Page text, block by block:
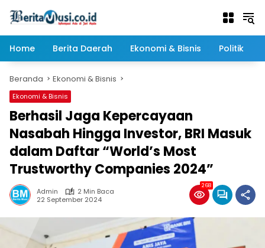
Home
Berita Daerah Ekonomi & Bisnis Politik
Beranda Ekonomi & Bisnis
Ekonomi & Bisnis
Berhasil Jaga Kepercayaan
Nasabah Hingga Investor, BRI Masuk
dalam Daftar “World’s Most
Trustworthy Companies 2024”
Admin
2 Min Baca
22 September 2024
268